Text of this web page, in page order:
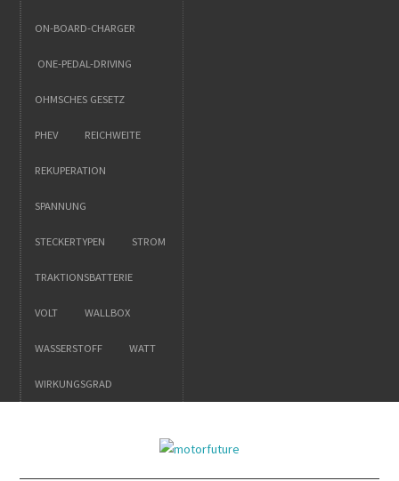
ON-BOARD-CHARGER
ONE-PEDAL-DRIVING
OHMSCHES GESETZ
PHEV REICHWEITE
REKUPERATION
SPANNUNG
STECKERTYPEN STROM
TRAKTIONSBATTERIE
VOLT WALLBOX
WASSERSTOFF WATT
WIRKUNGSGRAD